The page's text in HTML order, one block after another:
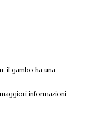
il gambo ha una
informazioni